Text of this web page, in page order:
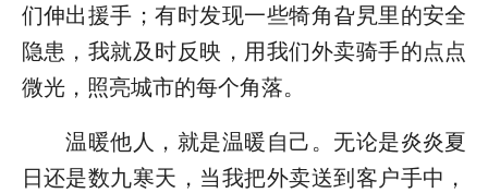
们伸出援手；有时发现一些犄角旮旯里的安全
隐患，我就及时反映，用我们外卖骑手的点点
微光，照亮城市的每个角落。
温暖他人，就是温暖自己。无论是炎炎夏
日还是数九寒天，当我把外卖送到客户手中，